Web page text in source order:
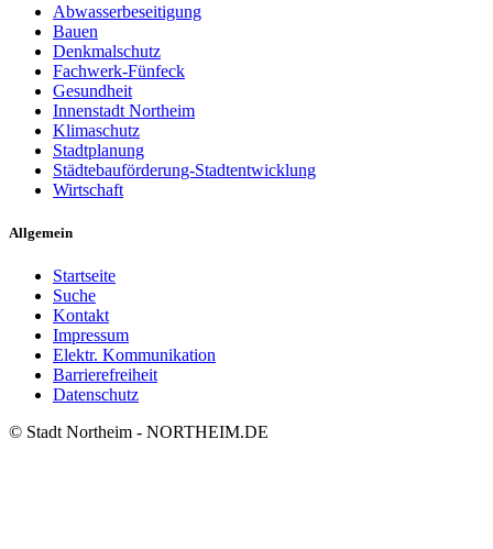
Abwasserbeseitigung
Bauen
Denkmalschutz
Fachwerk-Fünfeck
Gesundheit
Innenstadt Northeim
Klimaschutz
Stadtplanung
Städtebauförderung-Stadtentwicklung
Wirtschaft
Allgemein
Startseite
Suche
Kontakt
Impressum
Elektr. Kommunikation
Barrierefreiheit
Datenschutz
© Stadt Northeim - NORTHEIM.DE